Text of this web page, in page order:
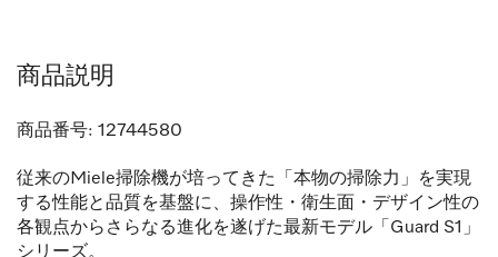
商品説明
商品番号: 12744580
従来のMiele掃除機が培ってきた「本物の掃除力」を実現
する性能と品質を基盤に、操作性・衛生面・デザイン性の
各観点からさらなる進化を遂げた最新モデル「Guard S1」
シリーズ。